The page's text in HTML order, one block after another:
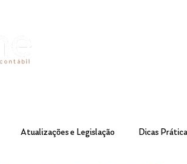
Atualizações e Legislação Dicas